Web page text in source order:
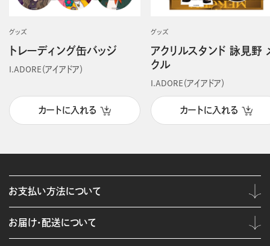
グッズ
トレーディング缶バッジ
I.ADORE（アイアドア）
カートに入れる
グッズ
アクリルスタンド 詠見野
クル
I.ADORE（アイアドア）
カートに入れる
お支払い方法について
お届け・配送について